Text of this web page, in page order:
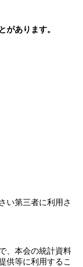
があります。
い第三者に利用さ
、本会の統計資料
供等に利用するこ